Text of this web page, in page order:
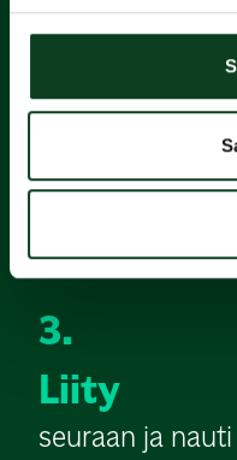
Varaa
Suorita
Green Card
3.
Liity
seuraan ja